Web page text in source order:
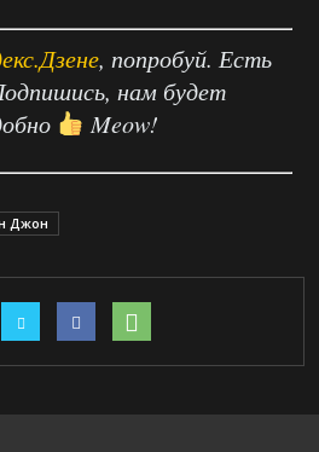
, попробуй. Есть
нам будет
Meow!
Джон